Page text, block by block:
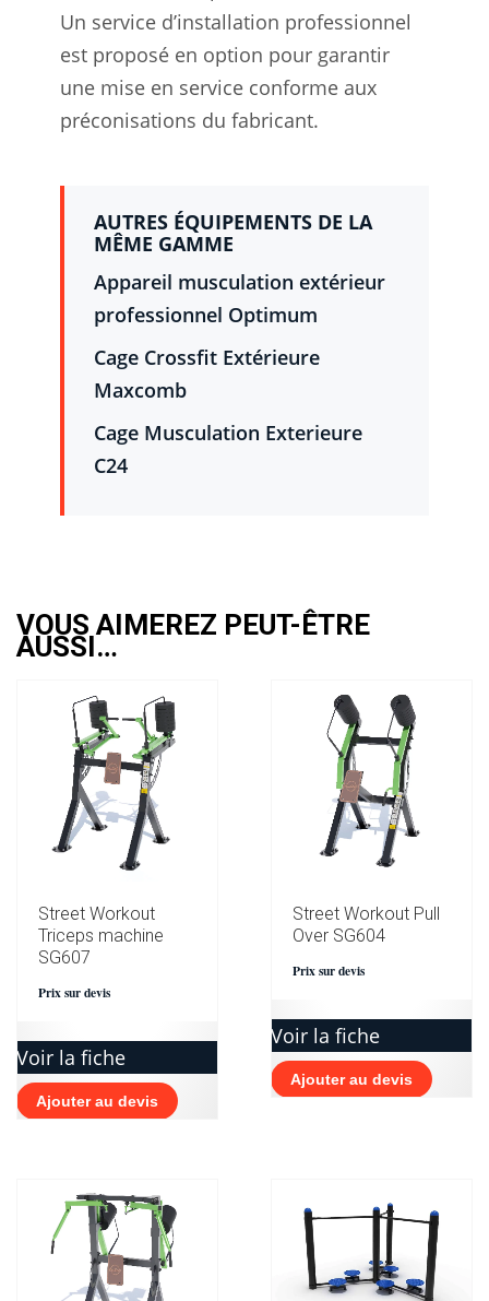
Un service d’installation professionnel
est proposé en option pour garantir
une mise en service conforme aux
préconisations du fabricant.
AUTRES ÉQUIPEMENTS DE LA
MÊME GAMME
Appareil musculation extérieur
professionnel Optimum
Cage Crossfit Extérieure
Maxcomb
Cage Musculation Exterieure
C24
VOUS AIMEREZ PEUT-ÊTRE
AUSSI…
Street Workout
Triceps machine
SG607
Prix sur devis
Voir la fiche
Ajouter au devis
Street Workout Pull
Over SG604
Prix sur devis
Voir la fiche
Ajouter au devis